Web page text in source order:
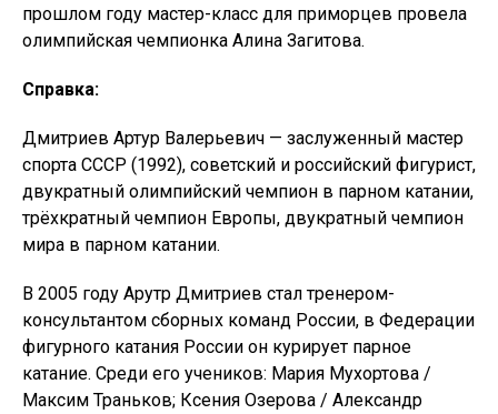
прошлом году мастер-класс для приморцев провела
олимпийская чемпионка Алина Загитова.
Справка:
Дмитриев Артур Валерьевич — заслуженный мастер
спорта СССР (1992), советский и российский фигурист,
двукратный олимпийский чемпион в парном катании,
трёхкратный чемпион Европы, двукратный чемпион
мира в парном катании.
В 2005 году Арутр Дмитриев стал тренером-
консультантом сборных команд России, в Федерации
фигурного катания России он курирует парное
катание. Среди его учеников: Мария Мухортова /
Максим Траньков; Ксения Озерова / Александр